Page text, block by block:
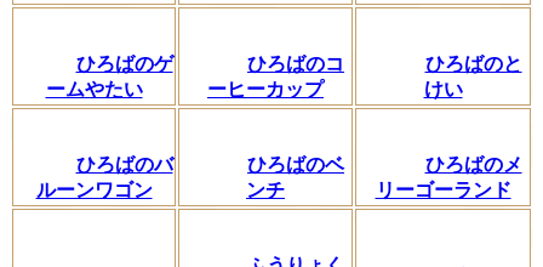
ひろばのゲ
ームやたい
ひろばのコ
ーヒーカップ
ひろばのと
けい
ひろばのバ
ルーンワゴン
ひろばのベ
ンチ
ひろばのメ
リーゴーランド